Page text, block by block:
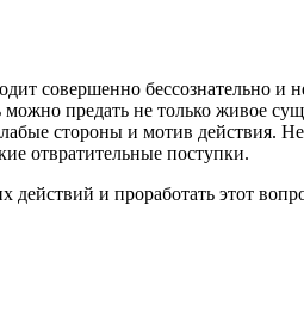
совершенно бессознательно и
предать не только живое
стороны и мотив действия.
отвратительные поступки.
действий и проработать этот